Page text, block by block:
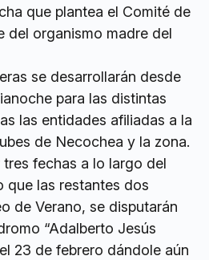
que plantea el Comité de
del organismo madre del
se desarrollarán desde
para las distintas
las entidades afiliadas a la
de Necochea y la zona.
fechas a lo largo del
que las restantes dos
de Verano, se disputarán
“Adalberto Jesús
23 de febrero dándole aún